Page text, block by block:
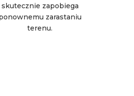
skutecznie zapobiega
zarastaniu
terenu.